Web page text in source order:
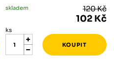
skladem 120 Kč
102 Kč
ks